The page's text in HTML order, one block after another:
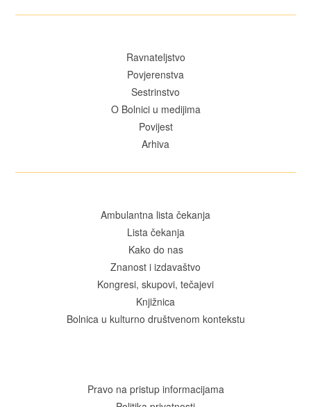
Ravnateljstvo
Povjerenstva
Sestrinstvo
O Bolnici u medijima
Povijest
Arhiva
Ambulantna lista čekanja
Lista čekanja
Kako do nas
Znanost i izdavaštvo
Kongresi, skupovi, tečajevi
Knjižnica
Bolnica u kulturno društvenom kontekstu
Pravo na pristup informacijama